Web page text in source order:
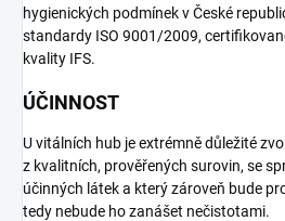
hygienických podmínek v České
standardy ISO 9001/2009,
kvality IFS.
ÚČINNOST
U vitálních hub je extrémně důležité
z kvalitních, prověřených surovin, se
účinných látek a který zároveň bude
tedy nebude ho zanášet nečistotami.